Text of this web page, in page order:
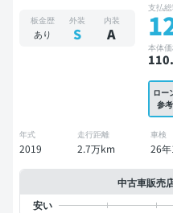
板金歴
あり
外装
S
内装
A
支払
本体
110
ロー
参考
年式
2019
走行距離
2.7万km
車検
26
中古車販売